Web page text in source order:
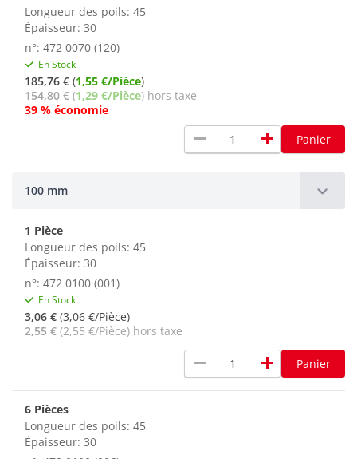
Longueur des poils: 45
Épaisseur: 30
n°: 472 0070 (120)
En Stock
185,76 € (1,55 €/Pièce)
154,80 € (1,29 €/Pièce) hors taxe
39 % économie
remove add Panier
100 mm
1 Pièce
Longueur des poils: 45
Épaisseur: 30
n°: 472 0100 (001)
En Stock
3,06 € (3,06 €/Pièce)
2,55 € (2,55 €/Pièce) hors taxe
remove add Panier
6 Pièces
Longueur des poils: 45
Épaisseur: 30